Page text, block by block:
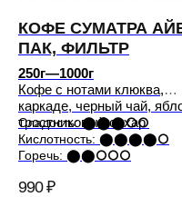
КОФЕ СУМАТРА
ПАК, ФИЛЬТР
250г—1000г
Кофе с нотами клюква,
каркаде, черный чай,
тростниковый сахар
Сладость: ⬤⬤⬤⭘⭘
Кислотность: ⬤⬤⬤⬤⭘
Горечь: ⬤⬤⭘⭘⭘
990 ₽
Публичная оферта
Политика возврата и обмена
Политика обработки
Политика конфиденциальности